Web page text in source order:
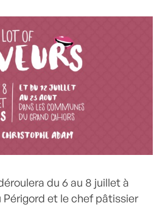
du 6 au 8 juillet à
Périgord et le chef pâtissier